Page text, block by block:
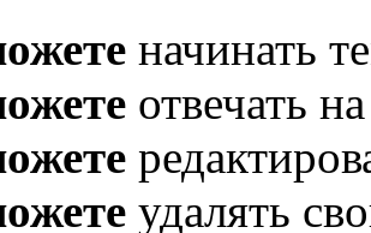
начинать
отвечать
удалять